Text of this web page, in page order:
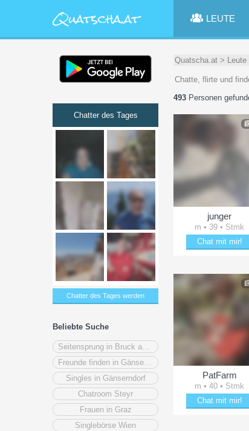
LEUTE
Chatter des Tages
Chatter des Tages werden
Beliebte Suche
Singles in Gänserndorf
Chatroom Steyr
Frauen in Graz
Singlebörse Wien
Quatscha.at > Leute
Chatte, flirte und
493 Personen
junger
m • 39 • Stmk
Chat mit mir!
PatFarm
m • 40 • Stmk
Chat mit mir!